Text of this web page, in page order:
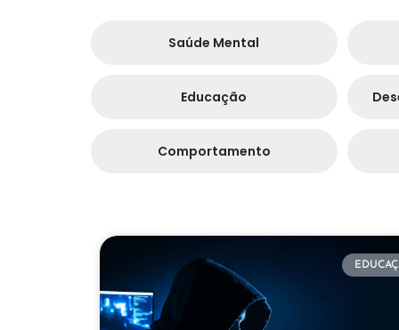
Saúde Mental
Educação
Comportamento